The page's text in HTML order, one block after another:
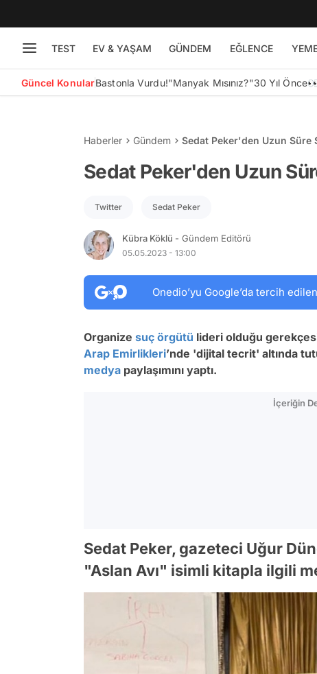
TEST EV & YAŞAM GÜNDEM EĞLENCE
Güncel KonularBastonla Vurdu!"Manyak Mısınız?"30 Yıl
Haberler Gündem Sedat Peker'den Uzun Süre
Sedat Peker'den Uzun
Twitter Sedat Peker
Kübra Köklü - Gündem Editörü
05.05.2023 - 13:00
Onedio’yu Google’da tercih
Organize suç örgütü lideri olduğu
Arap Emirlikleri’nde 'dijital tecrit' altında
medya paylaşımını yaptı.
İçeriğin
Sedat Peker, gazeteci Uğur
"Aslan Avı" isimli kitapla ilgili